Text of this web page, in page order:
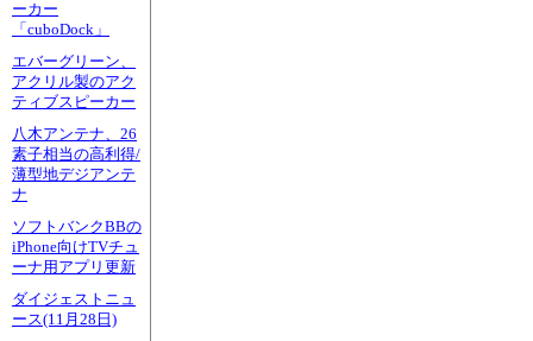
ーカー
「cuboDock」
エバーグリーン、
アクリル製のアク
ティブスピーカー
八木アンテナ、26
素子相当の高利得/
薄型地デジアンテ
ナ
ソフトバンクBBの
iPhone向けTVチュ
ーナ用アプリ更新
ダイジェストニュ
ース(11月28日)